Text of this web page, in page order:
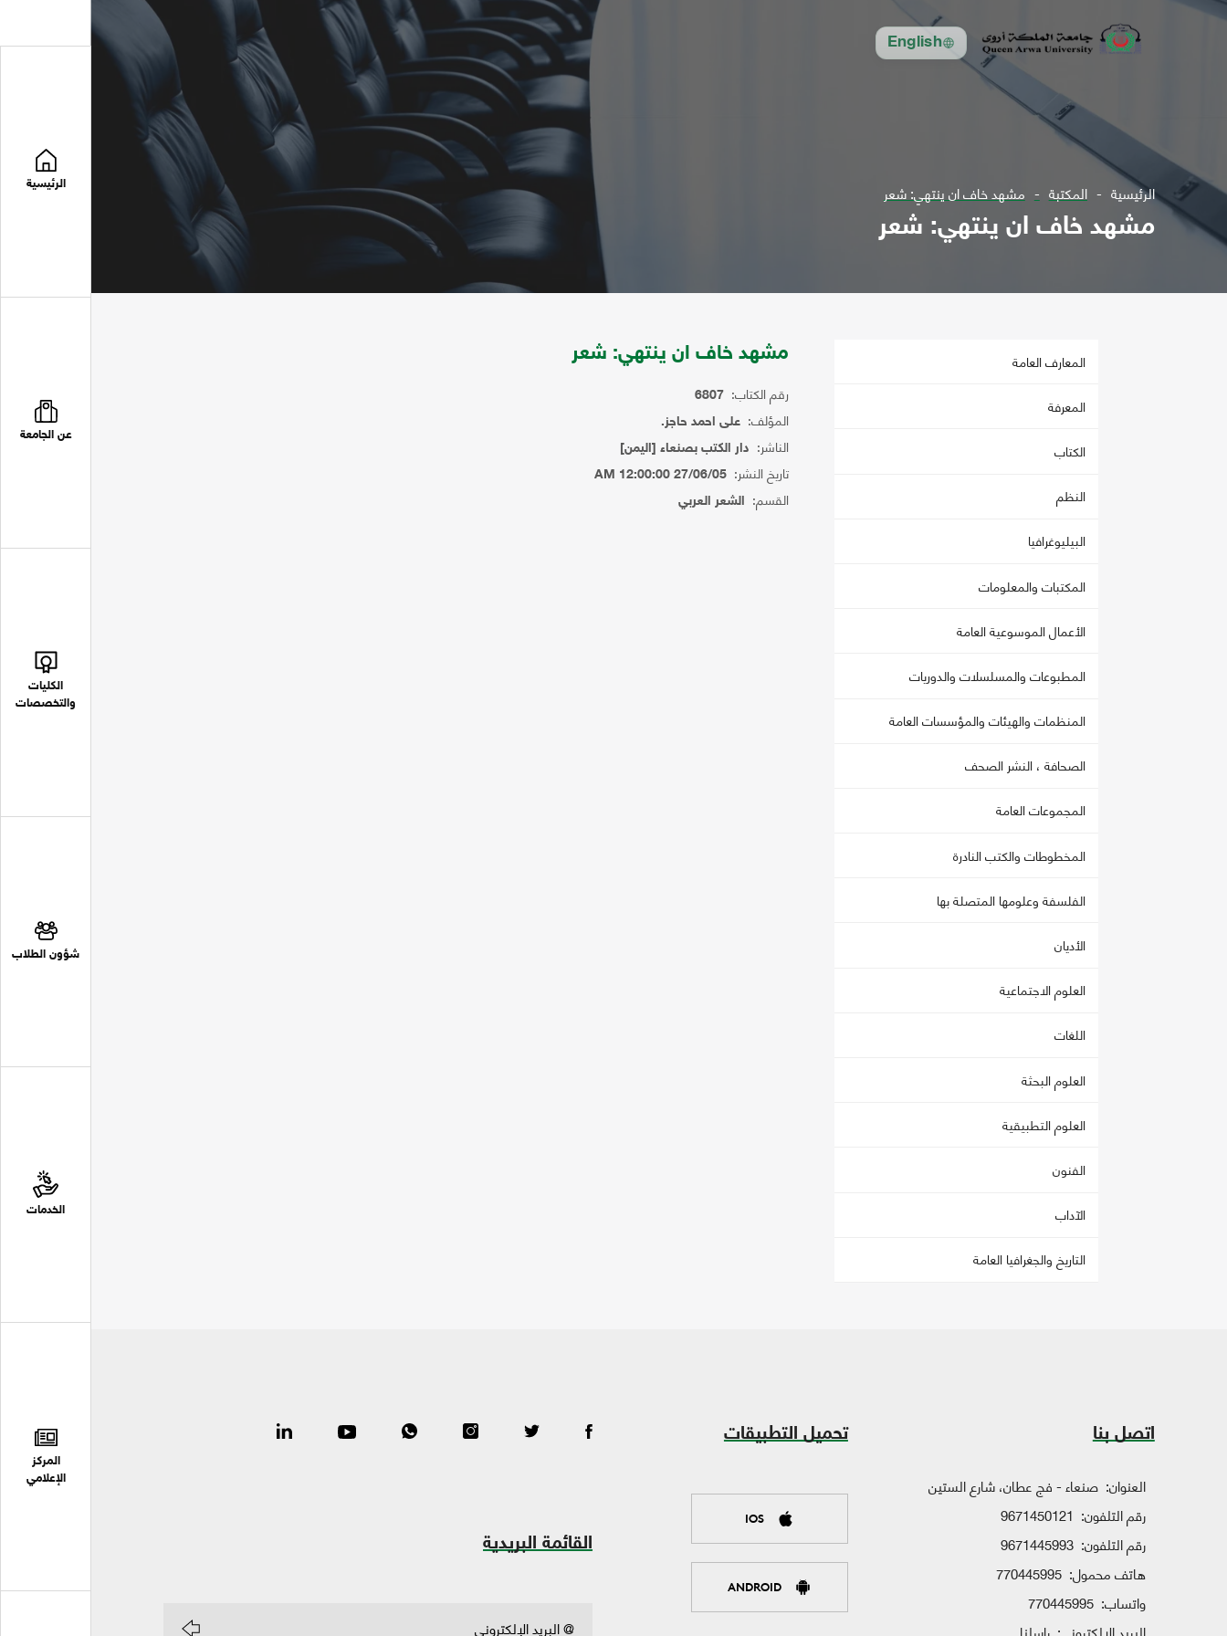
English
الرئيسية
عن الجامعة
الكليات
والتخصصات
شؤون الطلاب
الخدمات
المركز
الإعلامي
الرئيسية المكتبة مشهد خاف ان ينتهي: شعر
مشهد خاف ان ينتهي: شعر
المعارف العامة
المعرفة
الكتاب
النظم
البيليوغرافيا
المكتبات والمعلومات
الأعمال الموسوعية العامة
المطبوعات والمسلسلات والدوريات
المنظمات والهيئات والمؤسسات العامة
الصحافة ، النشر الصحف
المجموعات العامة
المخطوطات والكتب النادرة
الفلسفة وعلومها المتصلة بها
الأديان
العلوم الاجتماعية
اللغات
العلوم البحثة
العلوم التطبيقية
الفنون
الآداب
التاريخ والجغرافيا العامة
مشهد خاف ان ينتهي: شعر
رقم الكتاب: 6807
المؤلف: على احمد حاجز.
الناشر: دار الكتب بصنعاء [اليمن]
تاريخ النشر: 27/06/05 12:00:00 AM
القسم: الشعر العربي
اتصل بنا
العنوان: صنعاء - فج عطان، شارع الستين
رقم التلفون: 9671450121
رقم التلفون: 9671445993
هاتف محمول: 770445995
واتساب: 770445995
تحميل التطبيقات
IOS
ANDROID
القائمة البريدية